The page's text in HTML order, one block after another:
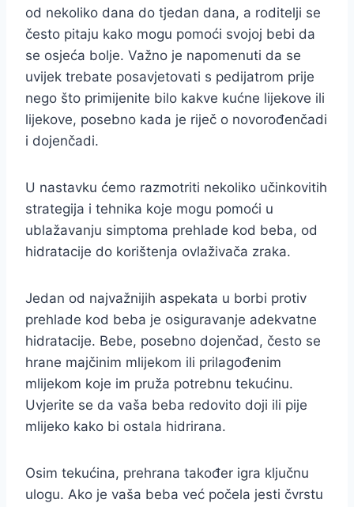
od nekoliko dana do tjedan dana, a roditelji se
često pitaju kako mogu pomoći svojoj bebi da
se osjeća bolje. Važno je napomenuti da se
uvijek trebate posavjetovati s pedijatrom prije
nego što primijenite bilo kakve kućne lijekove ili
lijekove, posebno kada je riječ o novorođenčadi
i dojenčadi.
U nastavku ćemo razmotriti nekoliko učinkovitih
strategija i tehnika koje mogu pomoći u
ublažavanju simptoma prehlade kod beba, od
hidratacije do korištenja ovlaživača zraka.
Jedan od najvažnijih aspekata u borbi protiv
prehlade kod beba je osiguravanje adekvatne
hidratacije. Bebe, posebno dojenčad, često se
hrane majčinim mlijekom ili prilagođenim
mlijekom koje im pruža potrebnu tekućinu.
Uvjerite se da vaša beba redovito doji ili pije
mlijeko kako bi ostala hidrirana.
Osim tekućina, prehrana također igra ključnu
ulogu. Ako je vaša beba već počela jesti čvrstu